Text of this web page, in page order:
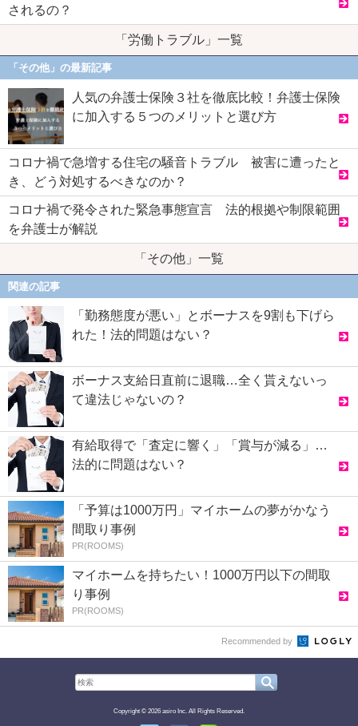
されるの？
「労働トラブル」一覧
「その他」の最新記事
人気の弁護士保険３社を徹底比較！弁護士保険
に加入する５つのメリットと選び方
コロナ禍で急増する住宅の騒音トラブル 被害に遭ったと
き、どう対処するべきなのか？
コロナ禍で発令された緊急事態宣言 法的根拠や制限範囲
を弁護士が解説
「その他」一覧
関連の記事
「勤務態度が悪い」とボーナスを9割も下げら
れた！法的問題はない？
ボーナス支給日直前に退職…全く貰えないっ
て違法じゃないの？
有給取得で「査定に響く」「賞与が減る」…
法的に問題はない？
「予算は1000万円」マイホームの夢がかなう
間取り事例
PR(ROOMS)
マイホームを持ちたい！1000万円以下の間取
り事例
PR(ROOMS)
Recommended by
Copyright © 2026 asiro Inc. All Rights Reserved.